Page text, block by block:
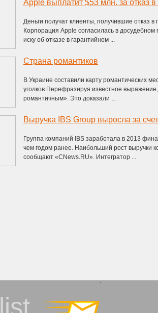
Apple выплатит $53 млн. за отказ
Деньги получат клиенты, получившие отказ
Корпорация Apple согласилась в
иску об отказе в гарантийном ...
Страна романтиков
В Украине составили карту романтических
уголков Перефразируя известное
романтичным». Это доказали ...
Выручка IBS Group выросла за
Группа компаний IBS заработала в 2013
чем годом ранее. Наибольший рост выручки
сообщают «CNews.RU». Интегратор ...
list
`